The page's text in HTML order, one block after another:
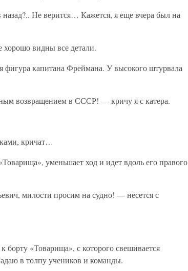
Не верится… Кажется, я еще вчера был на
видны все детали.
фигура капитана Фреймана. У высокого штурвала
возвращением в СССР! — кричу я с катера.
кричат…
уменьшает ход и идет вдоль его правого
милости просим на судно! — несется с
борту «Товарища», с которого свешивается
в толпу учеников и команды.